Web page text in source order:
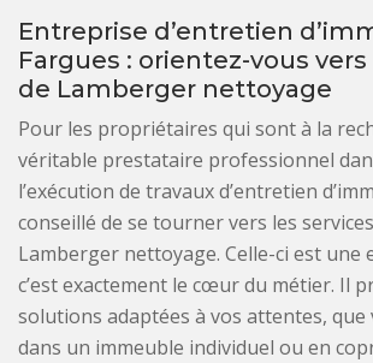
Entreprise d’entretien
Fargues : orientez-vous
de Lamberger nettoyage
Pour les propriétaires qui sont à la
véritable prestataire professionnel
l’exécution de travaux d’entretien
conseillé de se tourner vers les
Lamberger nettoyage. Celle-ci est
c’est exactement le cœur du métier. Il
solutions adaptées à vos attentes, que
dans un immeuble individuel ou en